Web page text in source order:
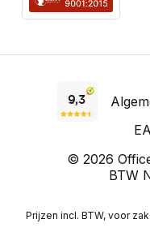
© 2026
BTW
Prijzen incl. BTW, voor